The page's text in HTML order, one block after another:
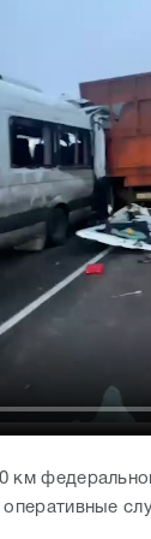
км
оперативные